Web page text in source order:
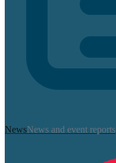
NewsNews and event reports